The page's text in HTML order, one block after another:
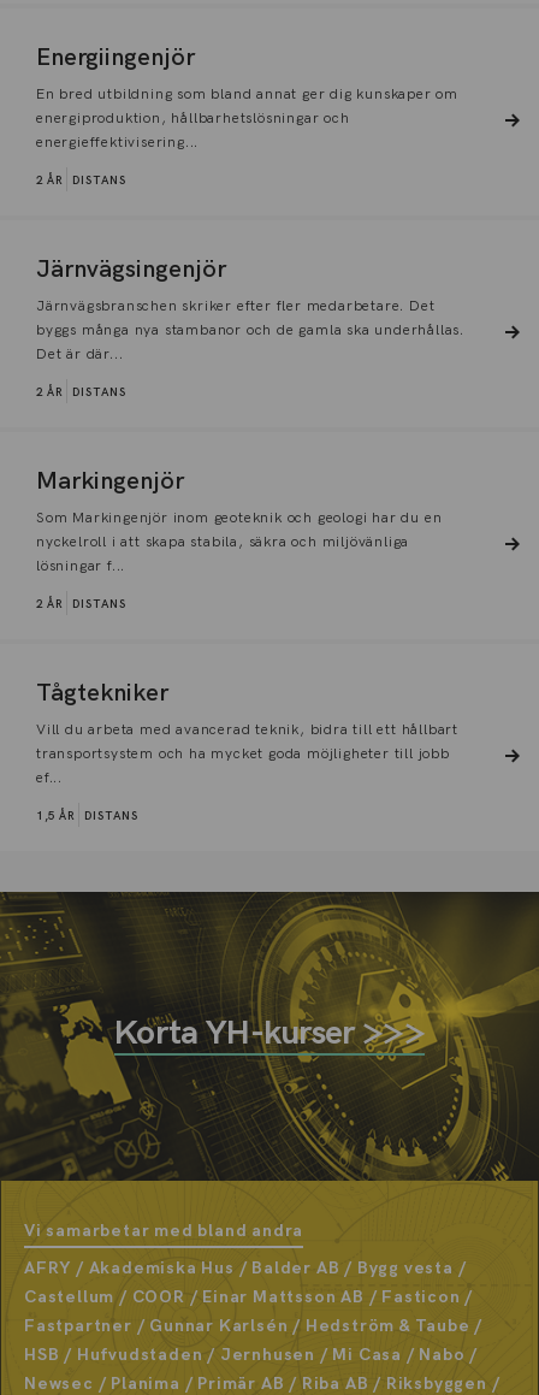
Energiingenjör
En bred utbildning som bland annat ger dig kunskaper om
energiproduktion, hållbarhetslösningar och
energieffektivisering...
2 ÅR DISTANS
Järnvägsingenjör
Järnvägsbranschen skriker efter fler medarbetare. Det
byggs många nya stambanor och de gamla ska underhållas.
Det är där...
2 ÅR DISTANS
Markingenjör
Som Markingenjör inom geoteknik och geologi har du en
nyckelroll i att skapa stabila, säkra och miljövänliga
lösningar f...
2 ÅR DISTANS
Tågtekniker
Vill du arbeta med avancerad teknik, bidra till ett hållbart
transportsystem och ha mycket goda möjligheter till jobb
ef...
1,5 ÅR DISTANS
Korta YH-kurser >>>
Vi samarbetar med bland andra
AFRY / Akademiska Hus / Balder AB / Bygg vesta /
Castellum / COOR / Einar Mattsson AB / Fasticon /
Fastpartner / Gunnar Karlsén / Hedström & Taube /
HSB / Hufvudstaden / Jernhusen / Mi Casa / Nabo /
Newsec / Planima / Primär AB / Riba AB / Riksbyggen /